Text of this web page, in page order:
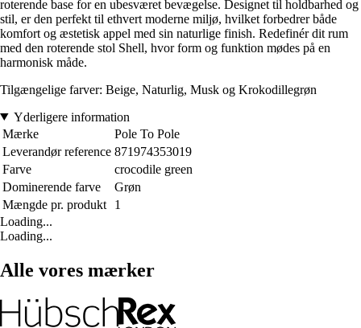
roterende base for en ubesværet bevægelse. Designet til holdbarhed og
stil, er den perfekt til ethvert moderne miljø, hvilket forbedrer både
komfort og æstetisk appel med sin naturlige finish. Redefinér dit rum
med den roterende stol Shell, hvor form og funktion mødes på en
harmonisk måde.
Tilgængelige farver: Beige, Naturlig, Musk og Krokodillegrøn
Yderligere information
Mærke
Pole To Pole
Leverandør reference 871974353019
Farve
crocodile green
Dominerende farve
Grøn
Mængde pr. produkt
1
Loading...
Loading...
Alle vores mærker